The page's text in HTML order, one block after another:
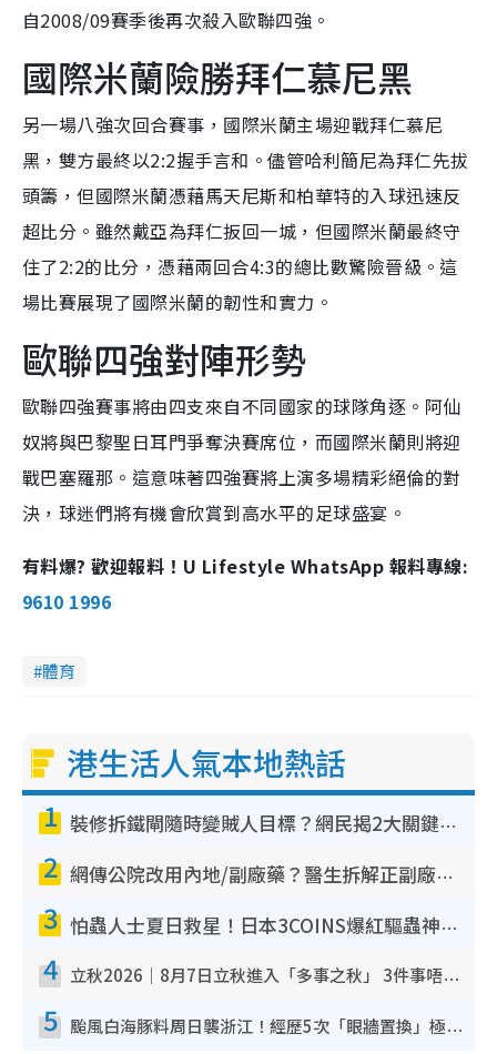
自2008/09賽季後再次殺入歐聯四強。
國際米蘭險勝拜仁慕尼黑
另一場八強次回合賽事，國際米蘭主場迎戰拜仁慕尼
黑，雙方最終以2:2握手言和。儘管哈利簡尼為拜仁先拔
頭籌，但國際米蘭憑藉馬天尼斯和柏華特的入球迅速反
超比分。雖然戴亞為拜仁扳回一城，但國際米蘭最終守
住了2:2的比分，憑藉兩回合4:3的總比數驚險晉級。這
場比賽展現了國際米蘭的韌性和實力。
歐聯四強對陣形勢
歐聯四強賽事將由四支來自不同國家的球隊角逐。阿仙
奴將與巴黎聖日耳門爭奪決賽席位，而國際米蘭則將迎
戰巴塞羅那。這意味著四強賽將上演多場精彩絕倫的對
決，球迷們將有機會欣賞到高水平的足球盛宴。
有料爆? 歡迎報料！U Lifestyle WhatsApp 報料專線:
9610 1996
體育
港生活人氣本地熱話
1 裝修拆鐵閘隨時變賊人目標？網民揭2大關鍵用途：裝新式等於白裝？附新舊鐵閘分別
2 網傳公院改用內地/副廠藥？醫生拆解正副廠分別 揭4類人換藥隨時出事
3 怕蟲人士夏日救星！日本3COINS爆紅驅蟲神器$45起 1招「全程免觸碰」輕鬆搞定小強
4 立秋2026｜8月7日立秋進入「多事之秋」 3件事唔做得！專家教6招開運 清枱頭／銀包納氣接好運
5 颱風白海豚料周日襲浙江！經歷5次「眼牆置換」極罕見 成登陸內地最長途颱風